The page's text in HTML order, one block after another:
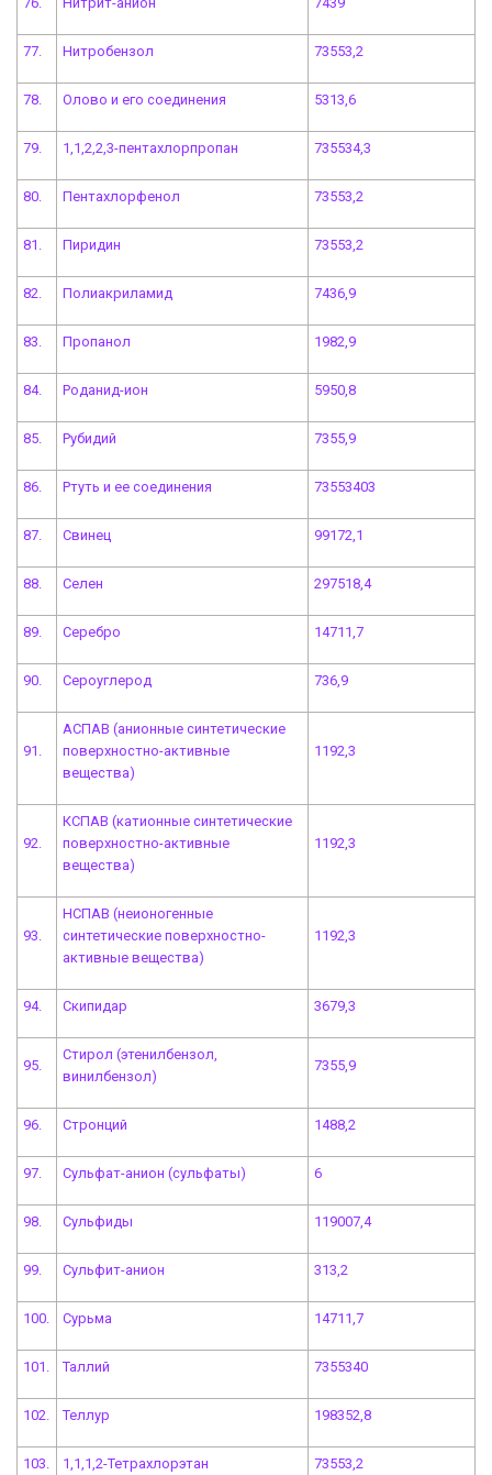
77. Нитробензол 73553,2
78. Олово и его соединения 5313,6
79. 1,1,2,2,3-пентахлорпропан 735534,3
80. Пентахлорфенол 73553,2
81. Пиридин 73553,2
82. Полиакриламид 7436,9
83. Пропанол 1982,9
84. Роданид-ион 5950,8
85. Рубидий 7355,9
86. Ртуть и ее соединения 73553403
87. Свинец 99172,1
88. Селен 297518,4
89. Серебро 14711,7
90. Сероуглерод 736,9
91.
АСПАВ (анионные синтетические
поверхностно-активные
вещества)
1192,3
92.
КСПАВ (катионные синтетические
поверхностно-активные
вещества)
1192,3
93.
НСПАВ (неионогенные
синтетические поверхностно-
активные вещества)
1192,3
94. Скипидар 3679,3
95.
Стирол (этенилбензол,
винилбензол)
7355,9
96. Стронций 1488,2
97. Сульфат-анион (сульфаты) 6
98. Сульфиды 119007,4
99. Сульфит-анион 313,2
100. Сурьма 14711,7
101. Таллий 7355340
102. Теллур 198352,8
103. 1,1,1,2-Тетрахлорэтан 73553,2